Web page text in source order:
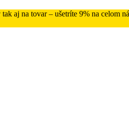
aj na tovar – ušetríte 9% na celom